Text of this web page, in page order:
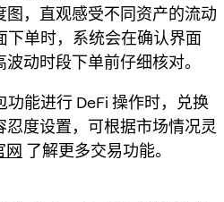
，直观感受不同资产的流动
下单时，系统会在确认界面
动时段下单前仔细核对。
功能进行 DeFi 操作时，兑换
度设置，可根据市场情况灵
网 了解更多交易功能。